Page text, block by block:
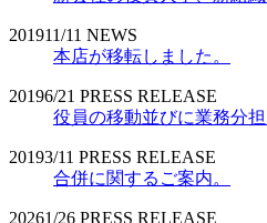
201911/11 NEWS
本店が移転しました。
20196/21 PRESS RELEASE
役員の移動並びに業務分担
20193/11 PRESS RELEASE
合併に関するご案内。
20261/26 PRESS RELEASE